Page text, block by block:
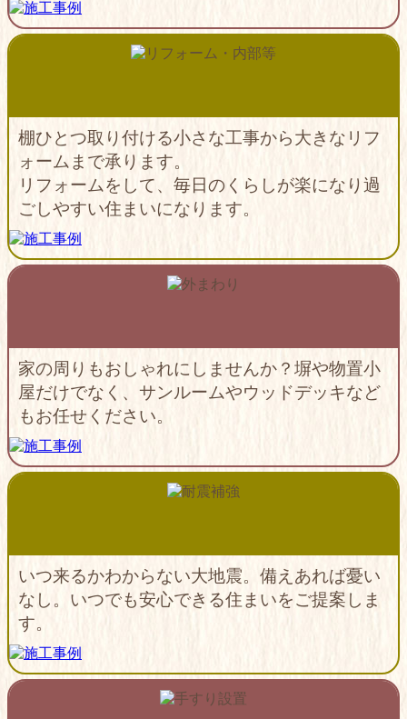
棚ひとつ取り付ける小さな工事から大きなリフ
ォームまで承ります。
リフォームをして、毎日のくらしが楽になり過
ごしやすい住まいになります。
家の周りもおしゃれにしませんか？塀や物置小
屋だけでなく、サンルームやウッドデッキなど
もお任せください。
いつ来るかわからない大地震。備えあれば憂い
なし。いつでも安心できる住まいをご提案しま
す。